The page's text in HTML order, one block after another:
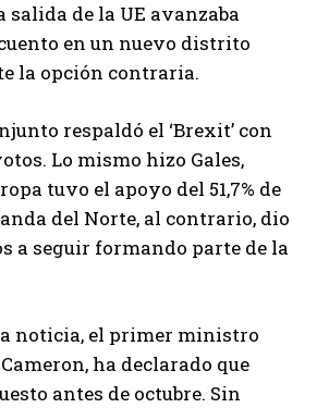
salida de la UE avanzaba
en un nuevo distrito
la opción contraria.
respaldó el ‘Brexit’ con
Lo mismo hizo Gales,
tuvo el apoyo del 51,7% de
del Norte, al contrario, dio
a seguir formando parte de la
noticia, el primer ministro
ha declarado que
antes de octubre. Sin